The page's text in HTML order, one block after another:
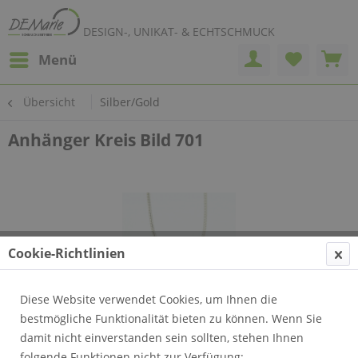
DESIGN-, UNIKAT- & ECHTSCHMUCK
Menü
Übersicht Silber/Gold
Anhänger Kreis Bild 701
Cookie-Richtlinien
Diese Website verwendet Cookies, um Ihnen die
bestmögliche Funktionalität bieten zu können. Wenn Sie
damit nicht einverstanden sein sollten, stehen Ihnen